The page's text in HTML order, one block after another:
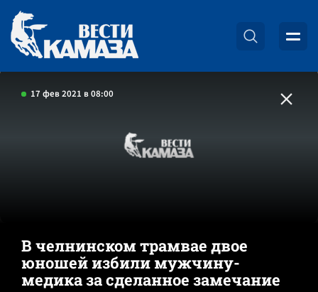
17 фев 2021 в 08:00
В челнинском трамвае двое
юношей избили мужчину-
медика за сделанное замечание